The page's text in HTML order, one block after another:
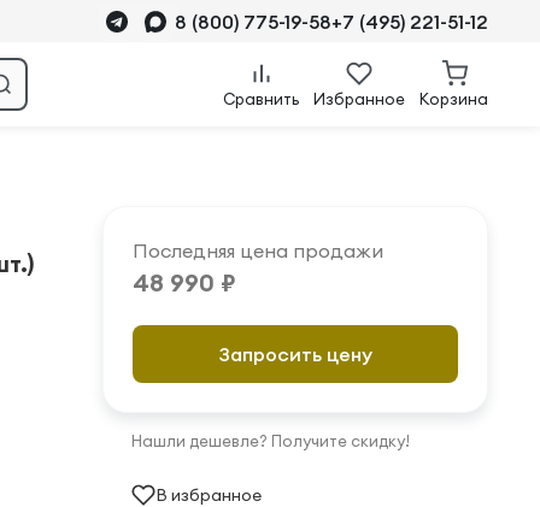
8 (800) 775-19-58+7 (495) 221-51-12
Сравнить Избранное Корзина
Последняя цена продажи
48 990 ₽
Запросить цену
Нашли дешевле? Получите скидку!
В избранное